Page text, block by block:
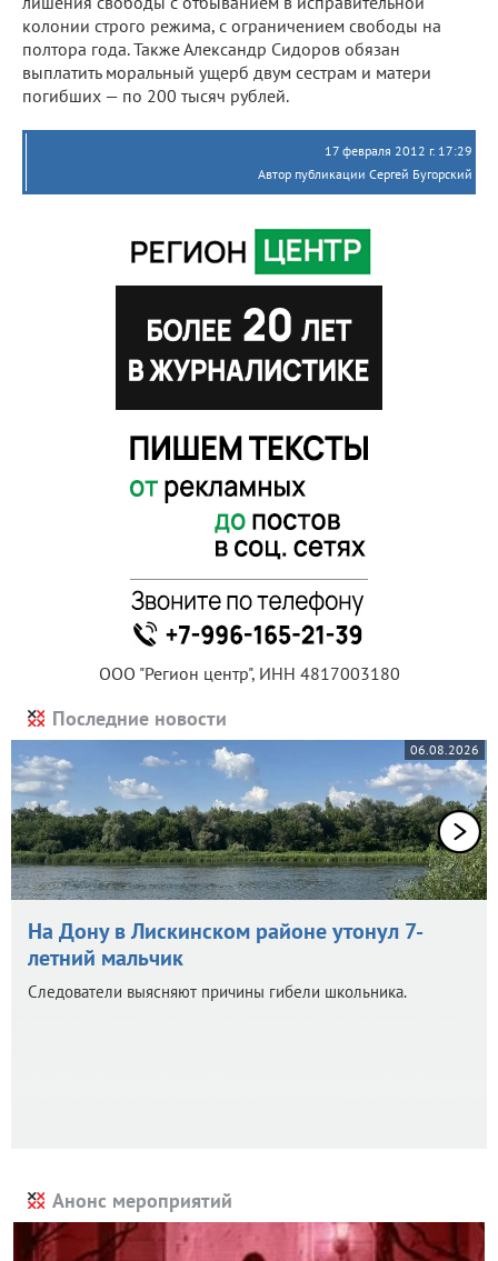
колонии строго режима, с ограничением свободы на
полтора года. Также Александр Сидоров обязан
выплатить моральный ущерб двум сестрам и матери
погибших — по 200 тысяч рублей.
17 февраля 2012 г. 17:29
Автор публикации Сергей Бугорский
ООО "Регион центр", ИНН 4817003180
Последние новости
06.08.2026
На Дону в Лискинском районе утонул 7-
летний мальчик
Следователи выясняют причины гибели школьника.
Анонс мероприятий